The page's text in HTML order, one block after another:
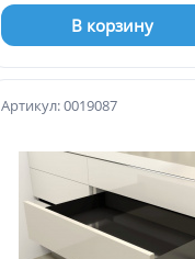
В корзину
Артикул: 0019087